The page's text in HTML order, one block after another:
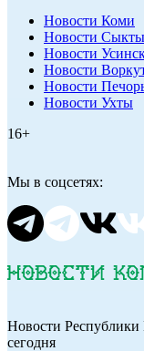
Новости Коми
Новости
Новости
Новости
Новости
Новости Ухты
16+
Мы в соцсетях:
Новости
сегодня